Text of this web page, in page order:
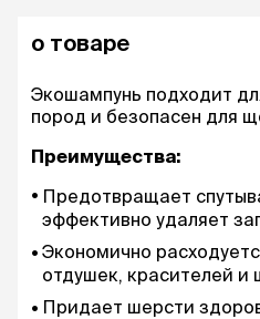
о товаре
Экошампунь подходит
пород и безопасен для
Преимущества:
Предотвращает
эффективно удаляет
Экономично
отдушек, красителей и
Придает шерсти